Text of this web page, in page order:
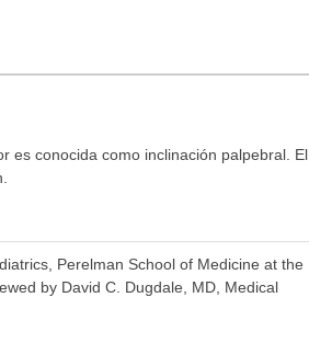
es conocida como inclinación palpebral. El
Perelman School of Medicine at the
by David C. Dugdale, MD, Medical